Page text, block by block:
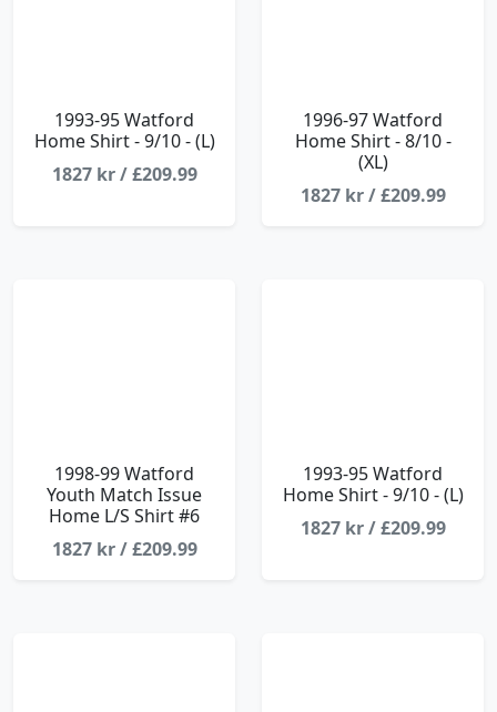
1993-95 Watford
Home Shirt - 9/10 - (L)
1827 kr / £209.99
1996-97 Watford
Home Shirt - 8/10 -
(XL)
1827 kr / £209.99
1998-99 Watford
Youth Match Issue
Home L/S Shirt #6
1827 kr / £209.99
1993-95 Watford
Home Shirt - 9/10 - (L)
1827 kr / £209.99